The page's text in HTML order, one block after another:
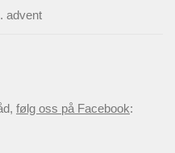
advent
følg oss på Facebook: